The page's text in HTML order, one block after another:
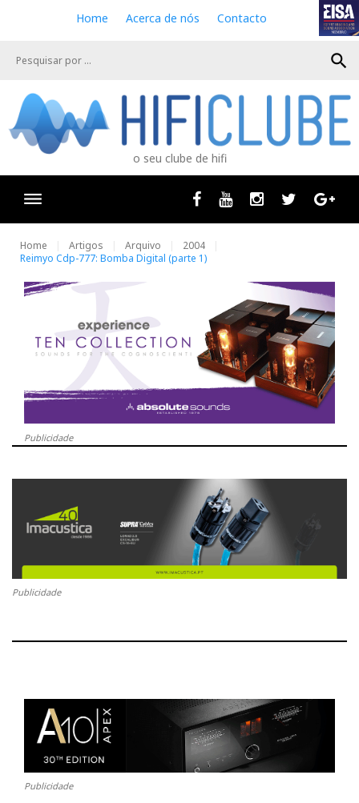
e
Home Acerca de nós Contacto
search
o seu clube de hifi
Facebook
Youtube InstagramTwitter
Home Artigos Arquivo
2004
Reimyo Cdp-777: Bomba Digital (parte 1)
Publicidade
Publicidade
Publicidade